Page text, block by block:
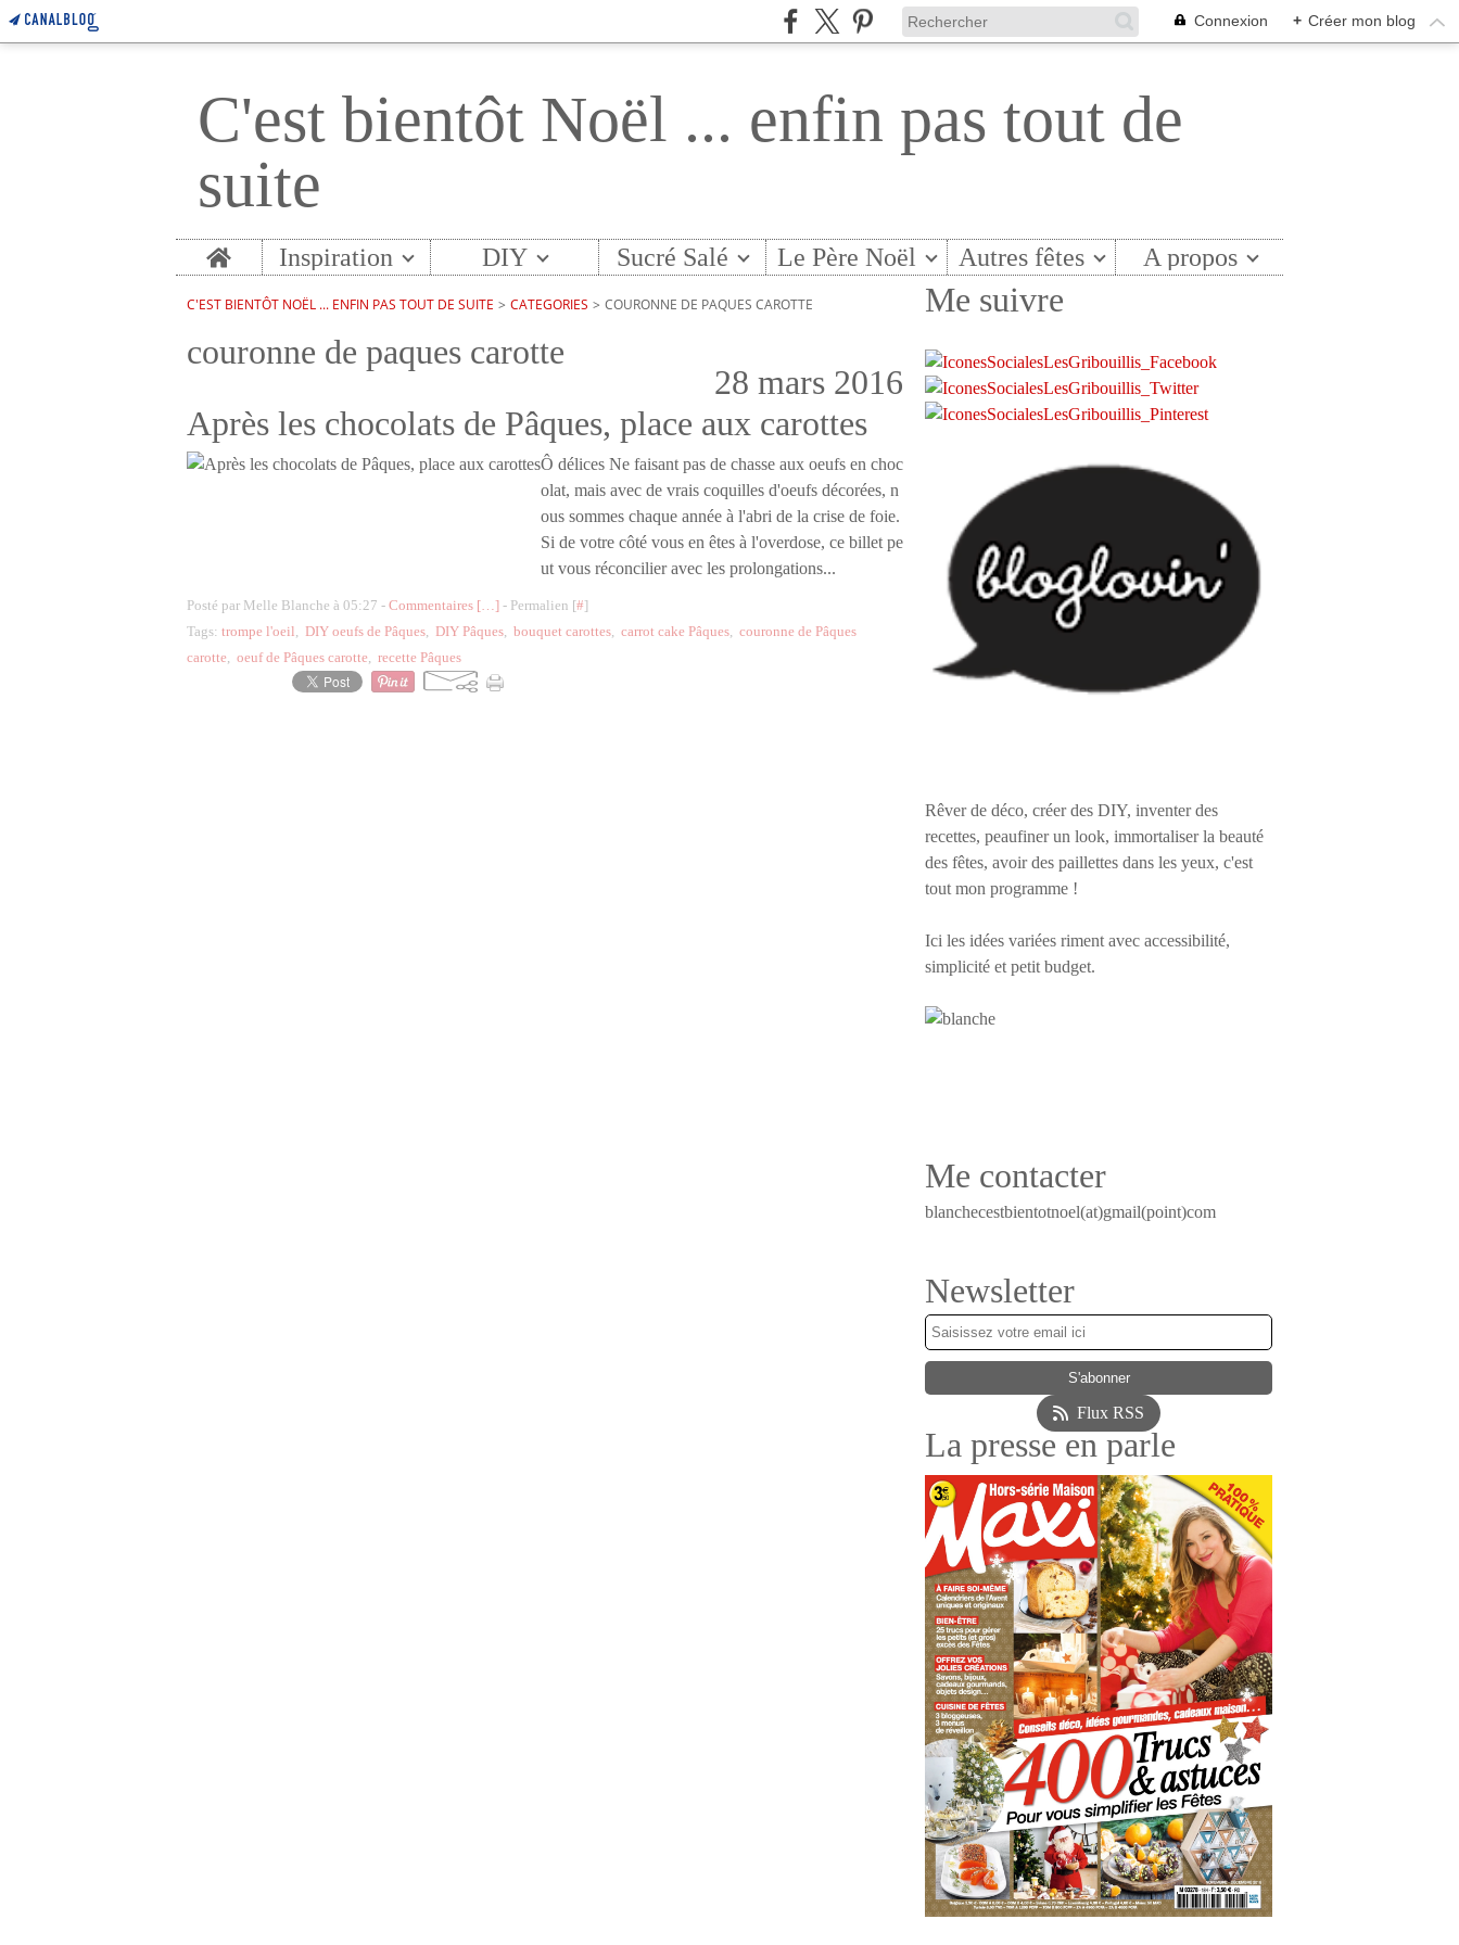
Connexion + Créer mon blog
C'est bientôt Noël ... enfin pas tout de
suite
Home Inspiration DIY Sucré Salé Le Père Noël Autres fêtes A propos
C'EST BIENTÔT NOËL ... ENFIN PAS TOUT DE SUITE > CATEGORIES > COURONNE DE PAQUES CAROTTE
couronne de paques carotte
28 mars 2016
Après les chocolats de Pâques, place aux carottes
Ô délices Ne faisant pas de chasse aux oeufs en choc
olat, mais avec de vrais coquilles d'oeufs décorées, n
ous sommes chaque année à l'abri de la crise de foie.
Si de votre côté vous en êtes à l'overdose, ce billet pe
ut vous réconcilier avec les prolongations...
Posté par Melle Blanche à 05:27 - Commentaires […] - Permalien [#]
Tags: trompe l'oeil, DIY oeufs de Pâques, DIY Pâques, bouquet carottes, carrot cake Pâques, couronne de Pâques
carotte, oeuf de Pâques carotte, recette Pâques
Me suivre
Rêver de déco, créer des DIY, inventer des
recettes, peaufiner un look, immortaliser la beauté
des fêtes, avoir des paillettes dans les yeux, c'est
tout mon programme !
Ici les idées variées riment avec accessibilité,
simplicité et petit budget.
Me contacter
blanchecestbientotnoel(at)gmail(point)com
Newsletter
Flux RSS
La presse en parle